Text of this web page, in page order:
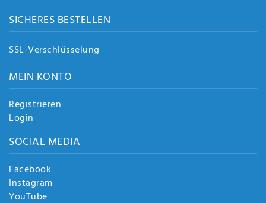
SICHERES BESTELLEN
SSL-Verschlüsselung
MEIN KONTO
Registrieren
Login
SOCIAL MEDIA
Facebook
Instagram
YouTube